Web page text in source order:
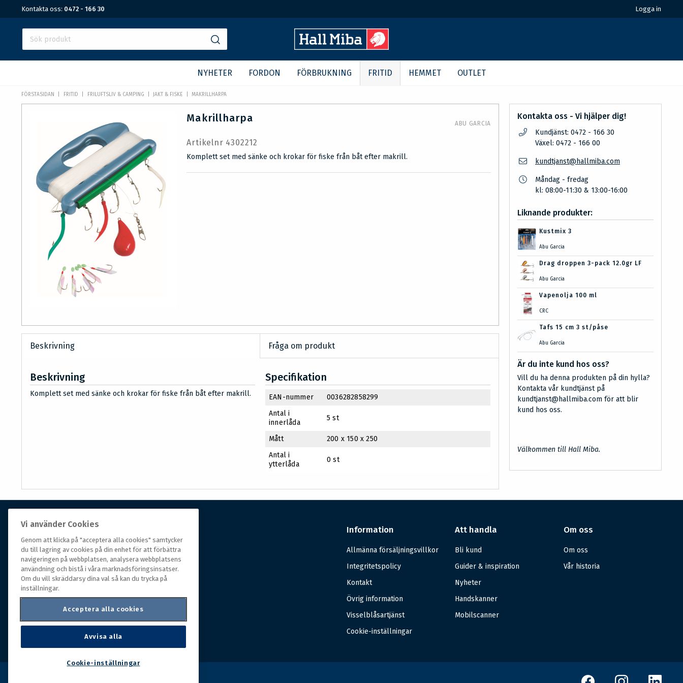
Kontakta oss: 0472 - 166 30 Logga in
NYHETER FORDON FÖRBRUKNING FRITID HEMMET OUTLET
FÖRSTASIDAN FRITID FRILUFTSLIV & CAMPING JAKT & FISKE MAKRILLHARPA
Makrillharpa ABU GARCIA
Artikelnr 4302212
Komplett set med sänke och krokar för fiske från båt efter makrill.
Beskrivning Fråga om produkt
Beskrivning
Komplett set med sänke och krokar för fiske från båt efter makrill.
Specifikation
EAN-nummer
0036282858299
Antal i
innerlåda
5 st
Mått
200 x 150 x 250
Antal i
ytterlåda
0 st
Kontakta oss - Vi hjälper dig!
Kundjänst: 0472 - 166 30
Växel: 0472 - 166 00
kundtjanst@hallmiba.com
Måndag - fredag
kl: 08:00-11:30 & 13:00-16:00
Liknande produkter:
Kustmix 3
Abu Garcia
Drag droppen 3-pack 12.0gr LF
Abu Garcia
Vapenolja 100 ml
CRC
Tafs 15 cm 3 st/påse
Abu Garcia
Är du inte kund hos oss?
Vill du ha denna produkten på din hylla?
Kontakta vår kundtjänst på
kundtjanst@hallmiba.com för att blir
kund hos oss.
Välkommen till Hall Miba.
Om Hall Miba
Hall Miba är grossisten som funnits på marknaden i
över 150 år. Från huvudkontoret i småländska Växjö
styrs hela organisationen, som erbjuder prisvärda
produkter till kunder i rörelse.
Information
Allmänna försäljningsvillkor
Integritetspolicy
Kontakt
Övrig information
Visselblåsartjänst
Cookie-inställningar
Att handla
Bli kund
Guider & inspiration
Nyheter
Handskanner
Mobilscanner
Om oss
Om oss
Vår historia
Vi använder Cookies
Genom att klicka på "acceptera alla cookies" samtycker
du till lagring av cookies på din enhet för att förbättra
navigeringen på webbplatsen, analysera webbplatsens
användning och bistå i våra marknadsföringsinsatser.
Om du vill skräddarsy dina val så kan du trycka på
inställningar.
Acceptera alla cookies
Avvisa alla
Cookie-inställningar